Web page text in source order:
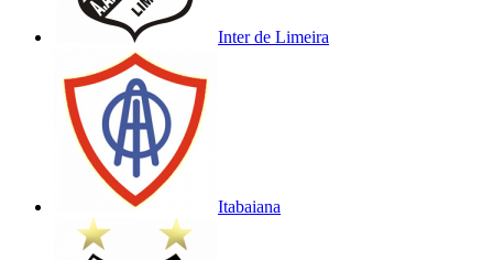
Inter de Limeira
Itabaiana